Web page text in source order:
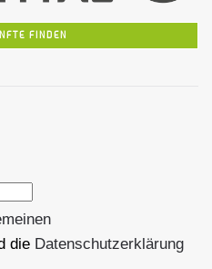
FINDEN
die Datenschutzerklärung